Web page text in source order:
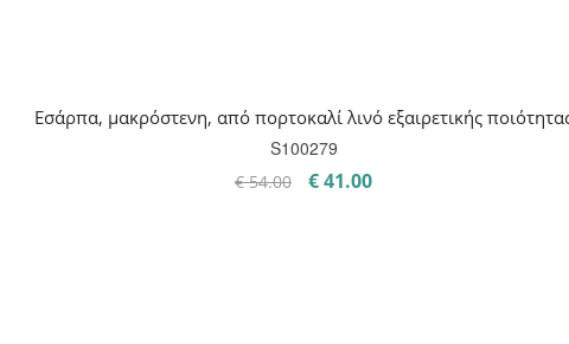
Εσάρπα, μακρόστενη, από πορτοκαλί λινό εξαιρετικής
S100279
€54.00
Original
€41.00Η